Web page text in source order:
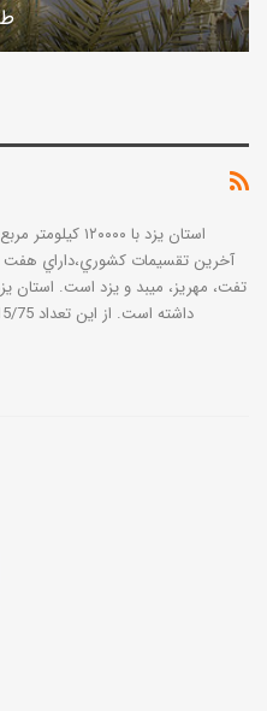
استان‌ يزد با
آخرين‌ تقسيمات‌ كشوري‌،داراي‌ هفت‌